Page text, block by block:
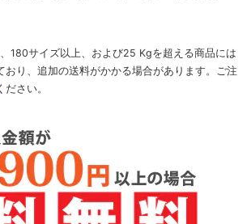
イク
グ電磁波吸収材
180サイズ以上、および25 Kgを超える商品には
り、追加の送料がかかる場合があります。 ご注
ださい。